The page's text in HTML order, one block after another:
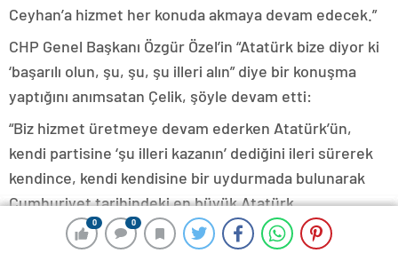
0 0
0 0
0 0
Ceyhan’a hizmet her konuda akmaya devam edecek.”
CHP Genel Başkanı Özgür Özel’in “Atatürk bize diyor ki
‘başarılı olun, şu, şu, şu illeri alın” diye bir konuşma
yaptığını anımsatan Çelik, şöyle devam etti:
“Biz hizmet üretmeye devam ederken Atatürk’ün,
kendi partisine ‘şu illeri kazanın’ dediğini ileri sürerek
kendince, kendi kendisine bir uydurmada bulunarak
Cumhuriyet tarihindeki en büyük Atatürk
istismarlarından birine imza attı. Atatürk’ün istediği,
ülkemizin tam bağımsızlığı yolunda Cumhuriyetimizin